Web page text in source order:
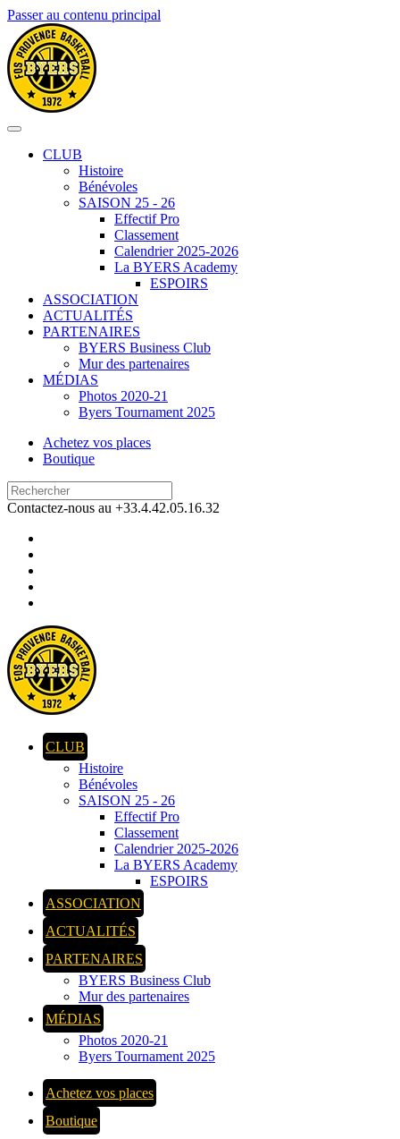
Passer au contenu principal
CLUB
Histoire
Bénévoles
SAISON 25 - 26
Effectif Pro
Classement
Calendrier 2025-2026
La BYERS Academy
ESPOIRS
ASSOCIATION
ACTUALITÉS
PARTENAIRES
BYERS Business Club
Mur des partenaires
MÉDIAS
Photos 2020-21
Byers Tournament 2025
Achetez vos places
Boutique
Contactez-nous au +33.4.42.05.16.32
CLUB
Histoire
Bénévoles
SAISON 25 - 26
Effectif Pro
Classement
Calendrier 2025-2026
La BYERS Academy
ESPOIRS
ASSOCIATION
ACTUALITÉS
PARTENAIRES
BYERS Business Club
Mur des partenaires
MÉDIAS
Photos 2020-21
Byers Tournament 2025
Achetez vos places
Boutique